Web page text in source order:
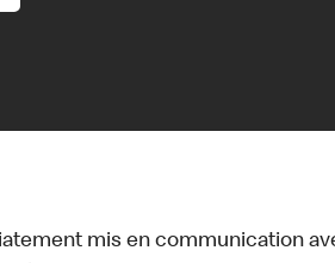
mis en communication